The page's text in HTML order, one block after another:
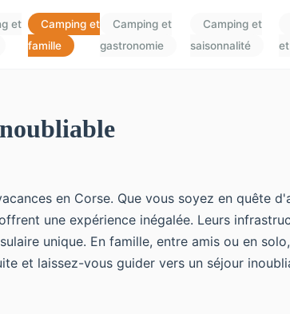
et
Camping et
famille
Camping et
gastronomie
Camping et
saisonnalité
en Corse. Que vous soyez en quête
une expérience inégalée. Leurs
unique. En famille, entre amis ou en
et laissez-vous guider vers un séjour